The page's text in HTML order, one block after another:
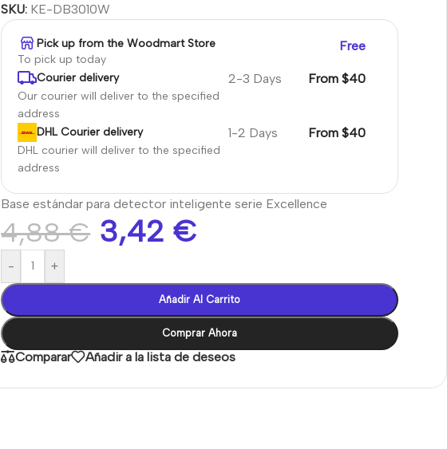
SKU: KE-DB3010W
Pick up from the Woodmart Store
To pick up today
Free
Courier delivery
Our courier will deliver to the specified
address
2-3 Days From $40
DHL Courier delivery
DHL courier will deliver to the specified
address
1-2 Days From $40
Base estándar para detector inteligente serie Excellence
4,88€ 3,42 €
- +
Añadir Al Carrito
Comprar Ahora
Comparar Añadir a la lista de deseos